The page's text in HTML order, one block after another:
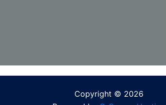
Copyright © 2026